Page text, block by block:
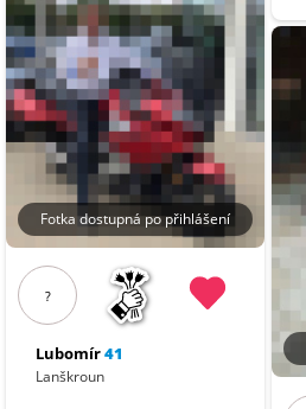
Fotka dostupná po přihlášení
?
Lubomír41
Lanškroun